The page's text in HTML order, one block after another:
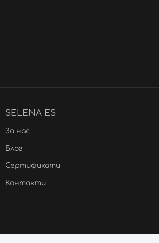
SELENA ES
За нас
Блог
Сертификати
Контакти